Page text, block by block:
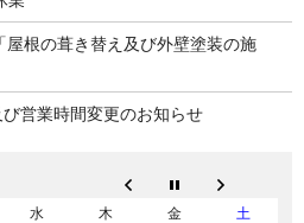
根の葺き替え及び外壁塗装の施
営業時間変更のお知らせ
水 木 金
土